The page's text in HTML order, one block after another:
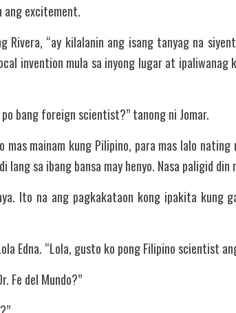
ang excitement.
Rivera, “ay kilalanin ang isang tanyag na
invention mula sa inyong lugar at ipaliwanag
bang foreign scientist?” tanong ni Jomar.
mas mainam kung Pilipino, para mas lalo
lang sa ibang bansa may henyo. Nasa paligid din
Ito na ang pagkakataon kong ipakita kung
Edna. “Lola, gusto ko pong Filipino scientist
Fe del Mundo?”